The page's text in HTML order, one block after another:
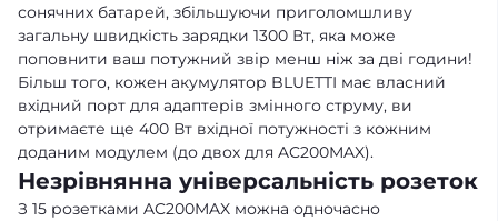
сонячних батарей, збільшуючи приголомшливу
загальну швидкість зарядки 1300 Вт, яка може
поповнити ваш потужний звір менш ніж за дві години!
Більш того, кожен акумулятор BLUETTI має власний
вхідний порт для адаптерів змінного струму, ви
отримаєте ще 400 Вт вхідної потужності з кожним
доданим модулем (до двох для AC200MAX).
Незрівнянна універсальність розеток
З 15 розетками AC200MAX можна одночасно